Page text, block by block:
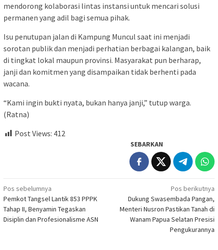
mendorong kolaborasi lintas instansi untuk mencari solusi
permanen yang adil bagi semua pihak.
Isu penutupan jalan di Kampung Muncul saat ini menjadi
sorotan publik dan menjadi perhatian berbagai kalangan, baik
di tingkat lokal maupun provinsi. Masyarakat pun berharap,
janji dan komitmen yang disampaikan tidak berhenti pada
wacana.
“Kami ingin bukti nyata, bukan hanya janji,” tutup warga.
(Ratna)
Post Views: 412
SEBARKAN
Navigasi
pos
Pos sebelumnya
Pemkot Tangsel Lantik 853 PPPK
Tahap II, Benyamin Tegaskan
Disiplin dan Profesionalisme ASN
Pos berikutnya
Dukung Swasembada Pangan,
Menteri Nusron Pastikan Tanah di
Wanam Papua Selatan Presisi
Pengukurannya